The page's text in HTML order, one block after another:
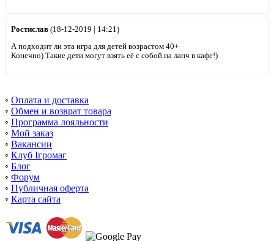
Ростислав (18-12-2019 | 14:21)
А подходит ли эта игра для детей возрастом 40+
Конечно) Такие дети могут взять её с собой на ланч в кафе!)
◦ Оплата и доставка
◦ Обмен и возврат товара
◦ Программа лояльности
◦ Мой заказ
◦ Вакансии
◦ Клуб Ігромаг
◦ Блог
◦ Форум
◦ Публичная оферта
◦ Карта сайта